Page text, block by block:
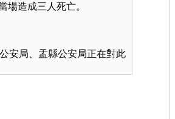
場造成三人死亡。
安局、盂縣公安局正在對此